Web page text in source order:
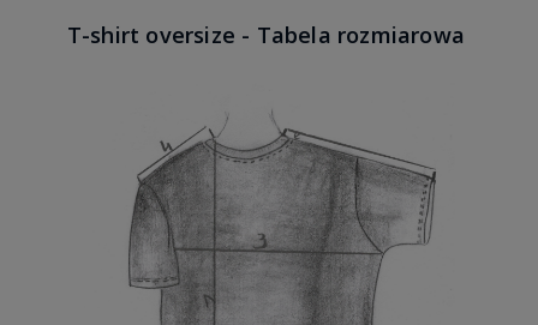
T-shirt oversize - Tabela rozmiarowa